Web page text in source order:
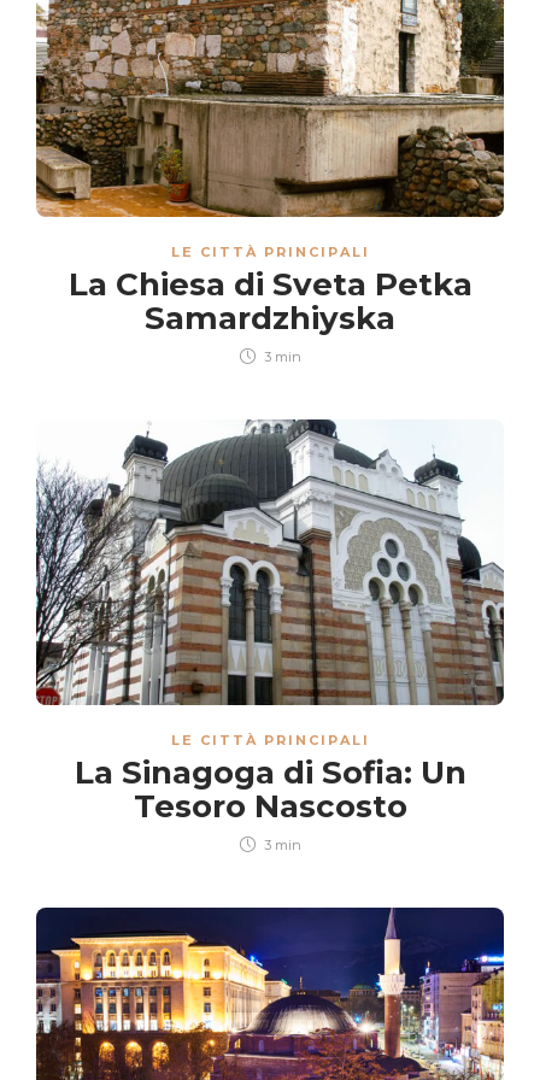
LE CITTÀ PRINCIPALI
La Chiesa di Svetа Petka
Samardzhiyska
3 min
LE CITTÀ PRINCIPALI
La Sinagoga di Sofia: Un
Tesoro Nascosto
3 min